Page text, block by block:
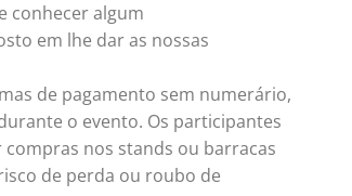
conhecer algum
em lhe dar as nossas
de pagamento sem numerário,
o evento. Os participantes
nos stands ou barracas
de perda ou roubo de